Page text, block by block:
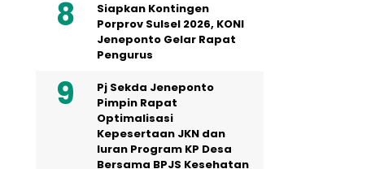
Siapkan Kontingen
Porprov Sulsel 2026, KONI
Jeneponto Gelar Rapat
Pengurus
Pj Sekda Jeneponto
Pimpin Rapat
Optimalisasi
Kepesertaan JKN dan
Iuran Program KP Desa
Bersama BPJS Kesehatan